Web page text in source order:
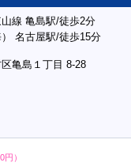
線 亀島駅/徒歩2分
名古屋駅/徒歩15分
亀島１丁目 8-28
円）